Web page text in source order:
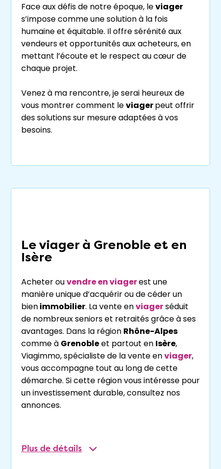
Face aux défis de notre époque, leviager
s’impose comme une solution à la fois
humaine et équitable. Il offre sérénité aux
vendeurs et opportunités aux acheteurs, en
mettant l’écoute et le respect au cœur de
chaque projet.
Venez à ma rencontre, je serai heureux de
vous montrer comment leviagerpeut offrir
des solutions sur mesure adaptées à vos
besoins.
Le viager à Grenoble et en
Isère
Acheter ouvendre en viagerest une
manière unique d’acquérir ou de céder un
bienimmobilier. La vente enviagerséduit
de nombreux seniors et retraités grâce à ses
avantages. Dans la région Rhône-Alpes
comme à Grenobleet partout en Isère,
Viagimmo, spécialiste de la vente enviager,
vous accompagne tout au long de cette
démarche. Si cette région vous intéresse pour
un investissement durable, consultez nos
annonces.
Qu’est-ce que le viager ?
Plus de détails